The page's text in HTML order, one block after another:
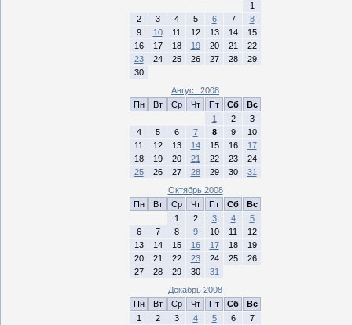
1
2
3 4 5 6 7
8
9
10 11 12 13 14
15
16
17 18 19 20 21
22
23
24 25 26 27 28
29
30
Август 2008
Пн
Вт Ср Чт Пт Сб
Вс
1
2
3
4
5 6 7 8 9
10
11
12 13 14 15 16
17
18
19 20 21 22 23
24
25
26 27 28 29 30
31
Октябрь 2008
Пн
Вт Ср Чт Пт Сб
Вс
1
2 3 4
5
6
7 8 9 10 11
12
13
14 15 16 17 18
19
20
21 22 23 24 25
26
27
28 29 30
31
Декабрь 2008
Пн
Вт Ср Чт Пт Сб
Вс
1
2 3 4 5 6
7